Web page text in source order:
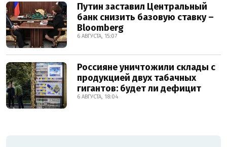
Путин заставил Центральный
банк снизить базовую ставку –
Bloomberg
6 АВГУСТА, 15:07
Россияне уничтожили склады с
продукцией двух табачных
гигантов: будет ли дефицит
6 АВГУСТА, 18:04